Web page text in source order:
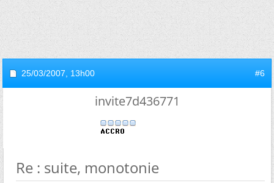
25/03/2007, 13h00 #6
invite7d436771
Re : suite, monotonie